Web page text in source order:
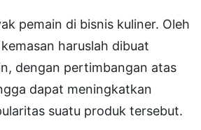
pemain di bisnis kuliner. Oleh
haruslah dibuat
dengan pertimbangan atas
dapat meningkatkan
suatu produk tersebut.